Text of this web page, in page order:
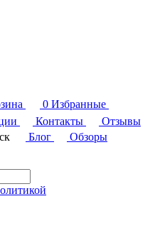
0 Избранные
Контакты
Отзывы
Блог
Обзоры